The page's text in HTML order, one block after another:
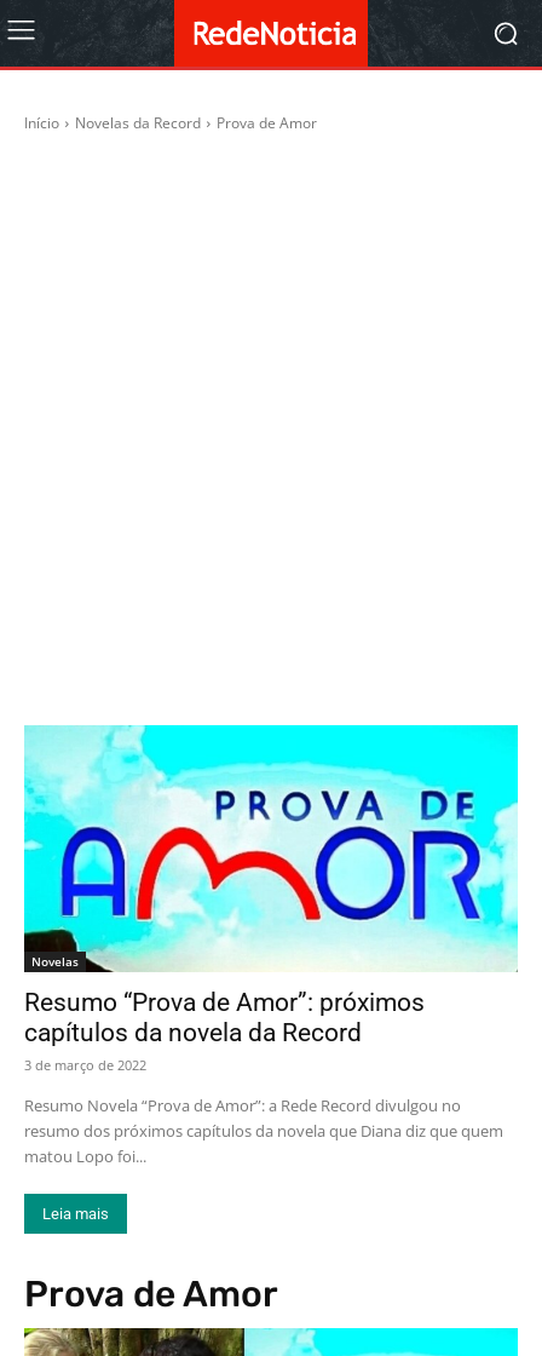
Início Novelas da Record Prova de Amor
Novelas
Resumo “Prova de Amor”: próximos
capítulos da novela da Record
3 de março de 2022
Resumo Novela “Prova de Amor”: a Rede Record divulgou no
resumo dos próximos capítulos da novela que Diana diz que quem
matou Lopo foi...
Leia mais
Prova de Amor